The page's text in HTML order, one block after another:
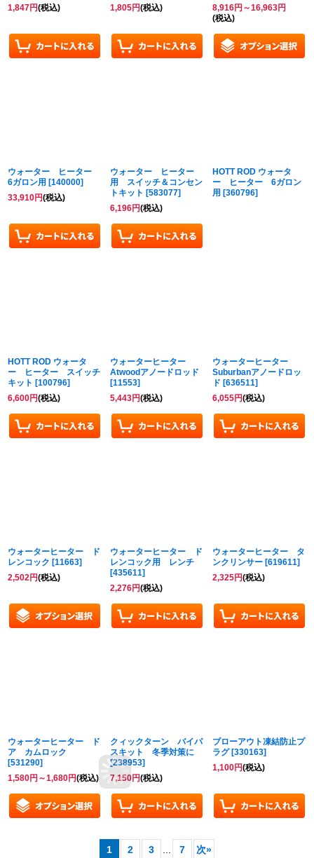
1,847円(税込)
1,805円(税込)
8,916円 ～16,963円
(税込)
ウォーター ヒーター
6ガロン用 [140000]
33,910円(税込)
ウォーター ヒーター
用 スイッチ＆コンセン
トキット [583077]
6,196円(税込)
HOTT ROD ウォータ
ー ヒーター 6ガロン
用 [360796]
HOTT ROD ウォータ
ー ヒーター スイッチ
キット [100796]
6,600円(税込)
ウォーターヒーター
Atwoodアノードロッド
[11553]
5,443円(税込)
ウォーターヒーター
Suburbanアノードロッ
ド [636511]
6,055円(税込)
ウォーターヒーター ド
レンコック [11663]
2,502円(税込)
ウォーターヒーター ド
レンコック用 レンチ
[435611]
2,276円(税込)
ウォーターヒーター タ
ンクリンサー [619611]
2,325円(税込)
ウォーターヒーター ド
ア カムロック
[531290]
1,580円 ～1,680円(税込)
クィックターン バイパ
スキット 冬季対策に
[238953]
7,150円(税込)
ブローアウト凍結防止プ
ラグ [330163]
1,100円(税込)
1 2 3 ... 7 次»